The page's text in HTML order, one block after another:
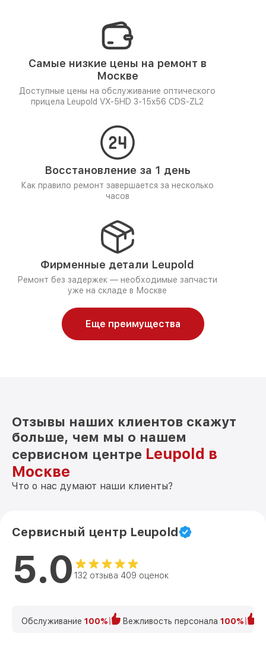
Самые низкие цены на ремонт в
Москве
Доступные цены на обслуживание оптического
прицела Leupold VX-5HD 3-15x56 CDS-ZL2
Восстановление за 1 день
Как правило ремонт завершается за несколько
часов
Фирменные детали Leupold
Ремонт без задержек — необходимые запчасти
уже на складе в Москве
Еще преимущества
Отзывы наших клиентов скажут
больше, чем мы о нашем
сервисном центре Leupold в
Москве
Что о нас думают наши клиенты?
Сервисный центр Leupold
5.0 132 отзыва 409 оценок
Обслуживание 100% Вежливость персонала 100%